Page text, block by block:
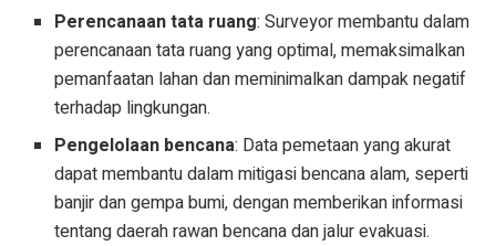
Perencanaan tata ruang: Surveyor membantu dalam
perencanaan tata ruang yang optimal, memaksimalkan
pemanfaatan lahan dan meminimalkan dampak negatif
terhadap lingkungan.
Pengelolaan bencana: Data pemetaan yang akurat
dapat membantu dalam mitigasi bencana alam, seperti
banjir dan gempa bumi, dengan memberikan informasi
tentang daerah rawan bencana dan jalur evakuasi.